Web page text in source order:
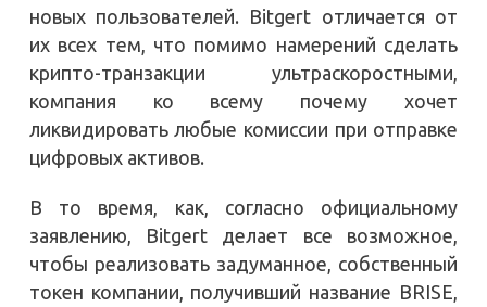
новых пользователей. Bitgert отличается от
их всех тем, что помимо намерений сделать
крипто-транзакции ультраскоростными,
компания ко всему почему хочет
ликвидировать любые комиссии при отправке
цифровых активов.
В то время, как, согласно официальному
заявлению, Bitgert делает все возможное,
чтобы реализовать задуманное, собственный
токен компании, получивший название BRISE,